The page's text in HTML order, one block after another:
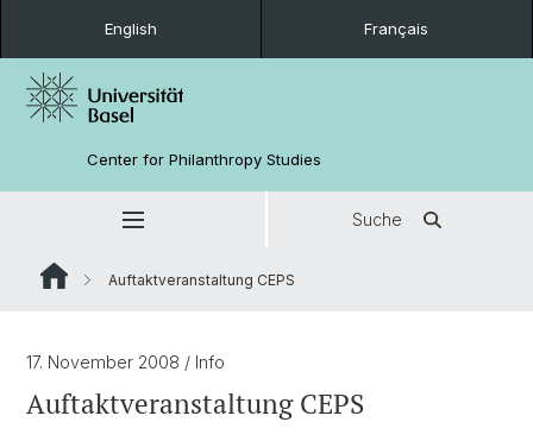
English Français
Center for Philanthropy Studies
Suche
Auftaktveranstaltung CEPS
17. November 2008 / Info
Auftaktveranstaltung CEPS